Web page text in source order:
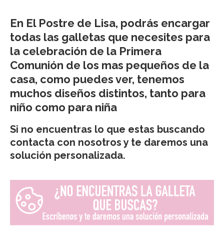
En El Postre de Lisa, podrás encargar
todas las galletas que necesites para
la celebración de la Primera
Comunión de los mas pequeños de la
casa, como puedes ver, tenemos
muchos diseños distintos, tanto para
niño como para niña
Si no encuentras lo que estas buscando
contacta con nosotros y te daremos una
solución personalizada.